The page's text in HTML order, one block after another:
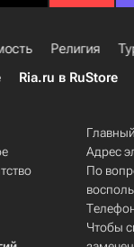
Религия
Ria.ru в RuStore
Адрес
По
Чтобы